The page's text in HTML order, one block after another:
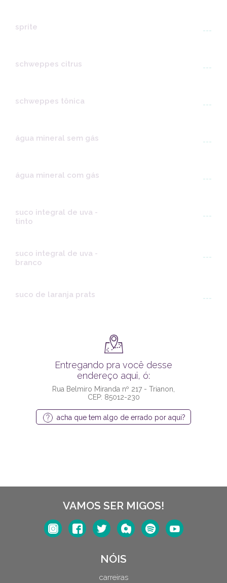
sprite ---
schweppes citrus ---
schweppes tônica ---
água mineral sem gás ---
água mineral com gás ---
suco integral de uva -
tinto
---
suco integral de uva -
branco
---
suco de laranja prats ---
Entregando pra você desse
endereço aqui, ó:
Rua Belmiro Miranda nº 217 - Trianon,
CEP: 85012-230
acha que tem algo de errado por aqui?
VAMOS SER MIGOS!
NÓIS
carreiras